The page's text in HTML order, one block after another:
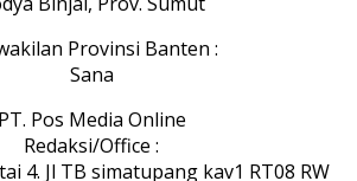
Provinsi Banten :
Sana
PT. Pos Media Online
Redaksi/Office :
4. Jl TB simatupang kav1 RT08 RW